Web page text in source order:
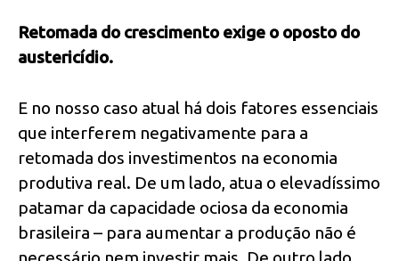
Retomada do crescimento exige o oposto do
austericídio.
E no nosso caso atual há dois fatores essenciais
que interferem negativamente para a
retomada dos investimentos na economia
produtiva real. De um lado, atua o elevadíssimo
patamar da capacidade ociosa da economia
brasileira – para aumentar a produção não é